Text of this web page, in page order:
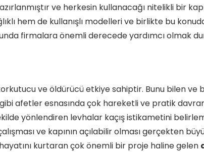
ve herkesin kullanacağı nitelikli bir
hem de kullanışlı modelleri ve birlikte bu
firmalara önemli derecede yardımcı olmak
ve öldürücü etkiye sahiptir. Bunu bilen ve
afetler esnasında çok hareketli ve pratik
yönlendiren levhalar kaçış istikametini
ve kapının açılabilir olması gerçekten
kurtaran çok önemli bir proje haline gelen